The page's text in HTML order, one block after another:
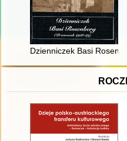
Dzienniczek Basi